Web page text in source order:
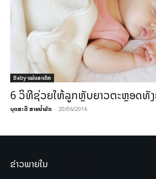
Baby-ແມ່ແລະເດັກ
6 ວິທີຊ່ວຍໃຫ້ລູກຫຼັບຍາວຕະຫຼອດທັ
ບຸດສະດີ ສາຍນ້ຳມັດ - 20/06/2016
ຂ່າວພາຍໃນ